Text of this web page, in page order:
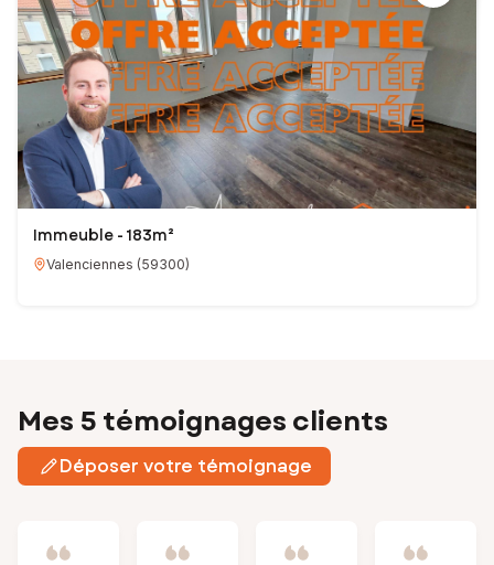
Immeuble - 183m²
Valenciennes (59300)
Mes 5 témoignages clients
Déposer votre témoignage